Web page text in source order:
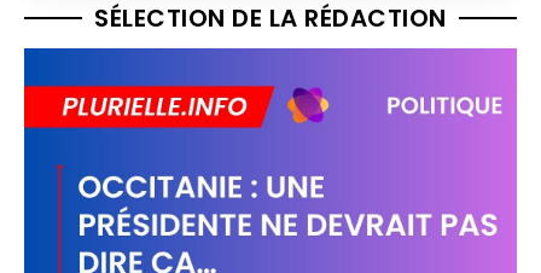
SÉLECTION DE LA RÉDACTION